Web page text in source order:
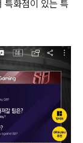
특화점이 있는 특